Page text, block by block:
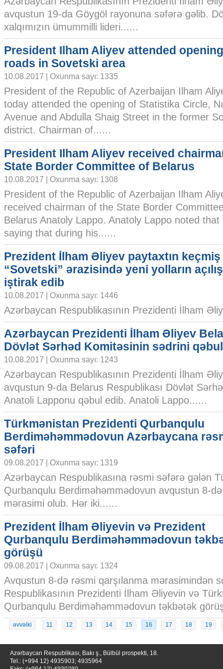
avqustun 19-da Göygöl rayonuna səfərə gəlib.
xalqımızın ümummilli lideri......
President Ilham Aliyev attended
roads in Sovetski area
10.08.2017 | Oxunma sayı: 1335
President of the Republic of Azerbaijan Ilham
today attended the opening of Statistika Circle,
Avenue and Abdulla Shaig Street in the former
district. Chairman of......
President Ilham Aliyev received
State Border Committee of Belarus
10.08.2017 | Oxunma sayı: 1308
President of the Republic of Azerbaijan Ilham
received chairman of the State Border
Belarus Anatoly Lappo. Anatoly Lappo noted
saying that during his......
Prezident İlham Əliyev paytaxtın keçmiş
“Sovetski” ərazisində yeni yolların
iştirak edib
10.08.2017 | Oxunma sayı: 1446
Azərbaycan Respublikasının Prezidenti İlham
Azərbaycan Prezidenti İlham Əliyev
Dövlət Sərhəd Komitəsinin sədrini
10.08.2017 | Oxunma sayı: 1243
Azərbaycan Respublikasının Prezidenti İlham
avqustun 9-da Belarus Respublikası Dövlət
Anatoli Lapponu qəbul edib. Anatoli Lappo......
Türkmənistan Prezidenti Qurbanqulu
Berdiməhəmmədovun Azərbaycana
səfəri
09.08.2017 | Oxunma sayı: 1319
Azərbaycan Respublikasına rəsmi səfərə gələn
Qurbanqulu Berdiməhəmmədovun avqustun 8-
mərasimi olub. Hər iki......
Prezident İlham Əliyevin və Prezident
Qurbanqulu Berdiməhəmmədovun
görüşü
09.08.2017 | Oxunma sayı: 1324
Avqustun 8-də rəsmi qarşılanma mərasimindən
Respublikasının Prezidenti İlham Əliyevin və
Qurbanqulu Berdiməhəmmədovun təkbətək
əvvəlki 11 12 13 14 15 16 17 18 19
Azərbaycan Respublikası, Bakı ş., Bülbül prospekti, 18.
Tel.: (+994 12) 4935903; 4935964